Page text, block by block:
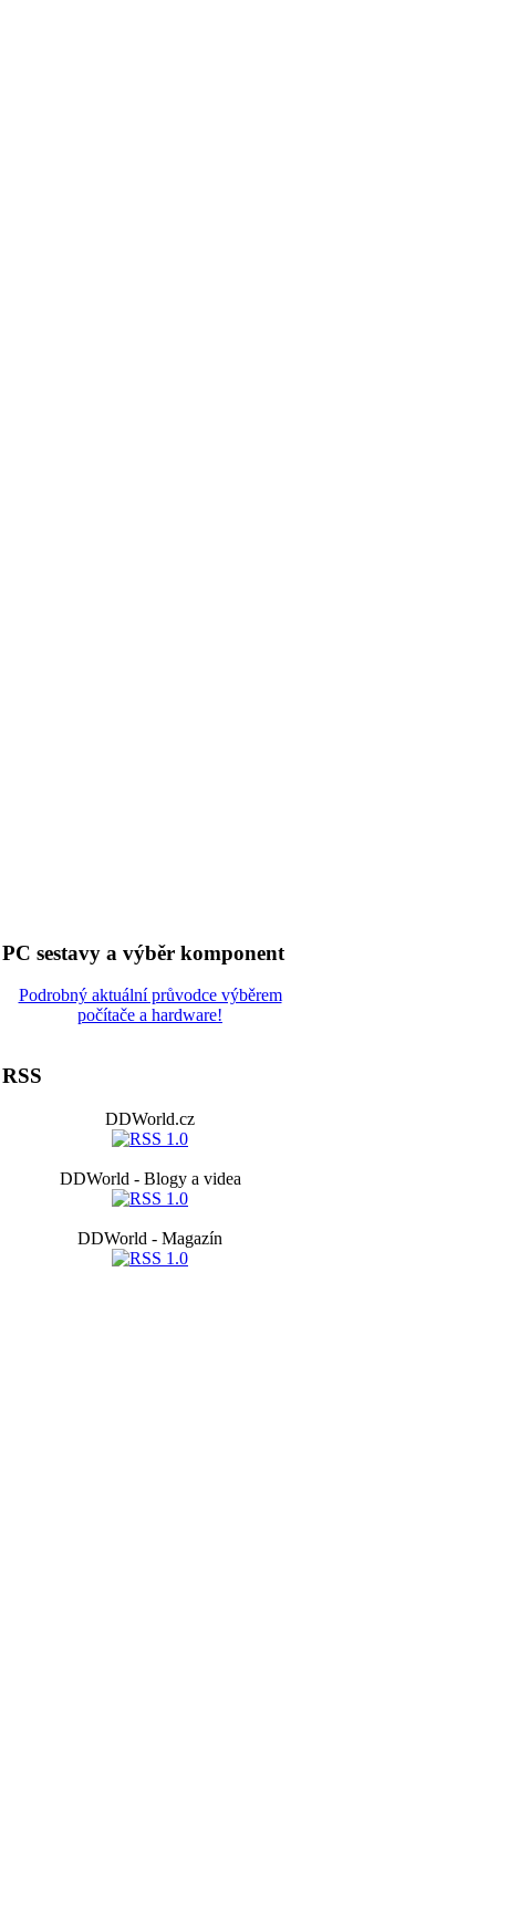
PC sestavy a výběr komponent
Podrobný aktuální průvodce výběrem
počítače a hardware!
RSS
DDWorld.cz
DDWorld - Blogy a videa
DDWorld - Magazín